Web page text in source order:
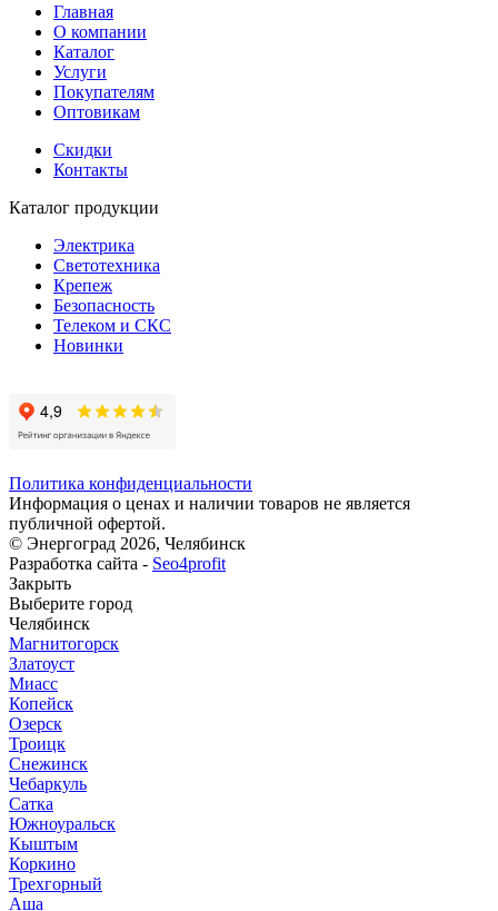
Главная
О компании
Каталог
Услуги
Покупателям
Оптовикам
Скидки
Контакты
Каталог продукции
Электрика
Светотехника
Крепеж
Безопасность
Телеком и СКС
Новинки
Политика конфиденциальности
Информация о ценах и наличии товаров не является
публичной офертой.
© Энергоград 2026, Челябинск
Разработка сайта - Seo4profit
Закрыть
Выберите город
Челябинск
Магнитогорск
Златоуст
Миасс
Копейск
Озерск
Троицк
Снежинск
Чебаркуль
Сатка
Южноуральск
Кыштым
Коркино
Трехгорный
Аша